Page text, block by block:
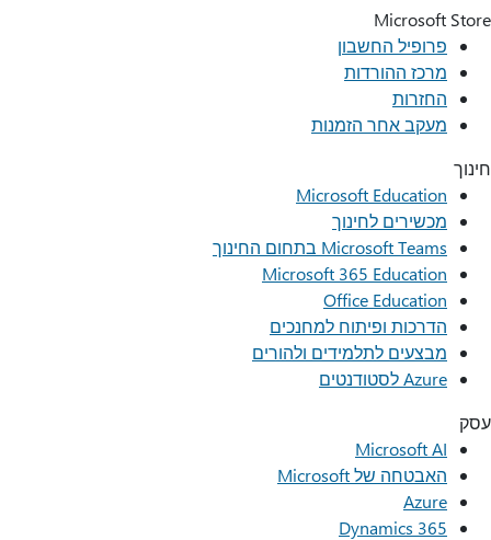
Microsoft Store
פרופיל החשבון
מרכז ההורדות
החזרות
מעקב אחר הזמנות
חינוך
Microsoft Education
מכשירים לחינוך
Microsoft Teams בתחום החינוך
Microsoft 365 Education
Office Education
הדרכות ופיתוח למחנכים
מבצעים לתלמידים ולהורים
Azure לסטודנטים
עסק
Microsoft AI
האבטחה של Microsoft
Azure
Dynamics 365